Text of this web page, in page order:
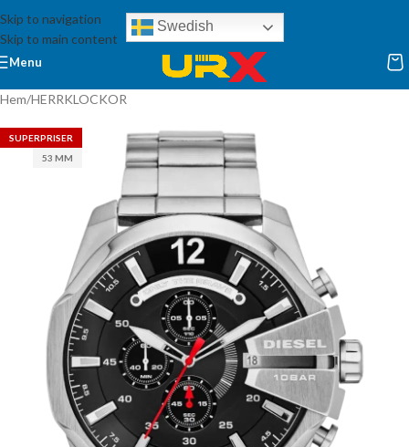
Skip to navigation
Skip to main content
Swedish
Menu
Hem/HERRKLOCKOR
SUPERPRISER
53 MM